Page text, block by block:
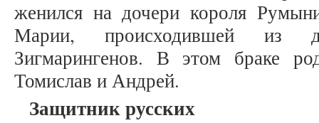
женился на дочери короля
Марии, происходившей из
Зигмарингенов. В этом браке
Томислав и Андрей.
Защитник русских